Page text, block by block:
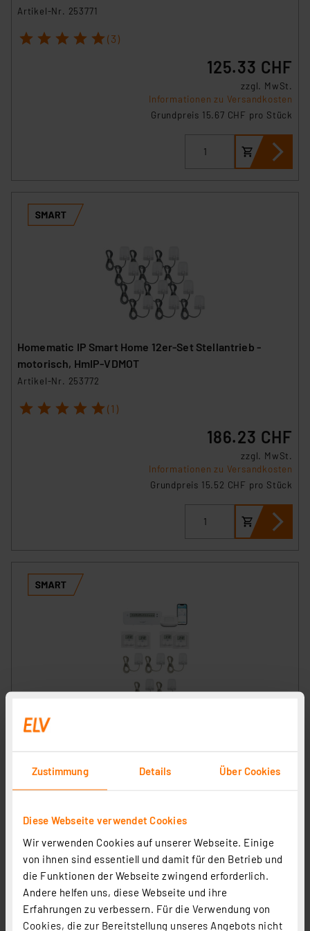
Zustimmung Details Über Cookies
Diese Webseite verwendet Cookies
Wir verwenden Cookies auf unserer Webseite. Einige
von ihnen sind essentiell und damit für den Betrieb und
die Funktionen der Webseite zwingend erforderlich.
Andere helfen uns, diese Webseite und ihre
Erfahrungen zu verbessern. Für die Verwendung von
Cookies, die zur Bereitstellung unseres Angebots nicht
Artikel-Nr. 253771
1 2 3 4 5 (3)
125.33 CHF
zzgl. MwSt.
Informationen zu Versandkosten
Grundpreis 15.67 CHF pro Stück
Homematic IP Smart Home 12er-Set Stellantrieb -
motorisch, HmIP-VDMOT
Artikel-Nr. 253772
1 2 3 4 5 (1)
186.23 CHF
zzgl. MwSt.
Informationen zu Versandkosten
Grundpreis 15.52 CHF pro Stück
Homematic IP Smart Home Set Raumklima mit Access
Point 2, Fußbodenheizungscontroller, 4
2 3 4
Informationen zu Versandkosten